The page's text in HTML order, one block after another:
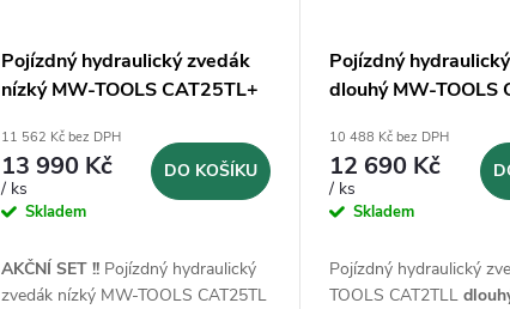
Pojízdný hydraulický zvedák
nízký MW-TOOLS CAT25TL+
11 562 Kč bez DPH
13 990 Kč
/ ks
Skladem
DO KOŠÍKU
AKČNÍ SET !! Pojízdný hydraulický
zvedák nízký MW-TOOLS CAT25TL
Pojízdný
dlouhý MW-TOOLS
10 488 Kč bez DPH
12 690 Kč
/ ks
Skladem
Pojízdný hydraulický
TOOLS CAT2TLL